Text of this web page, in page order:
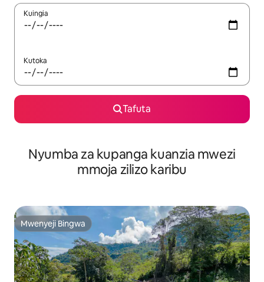
Kuingia
Kutoka
Tafuta
Nyumba za kupanga kuanzia mwezi
mmoja zilizo karibu
Mwenyeji Bingwa
Mwenyeji Bingwa